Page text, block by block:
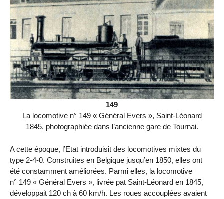
149
La locomotive n° 149 « Général Evers », Saint-Léonard
1845, photographiée dans l’ancienne gare de Tournai.
A cette époque, l’Etat introduisit des locomotives mixtes du
type 2-4-0. Construites en Belgique jusqu’en 1850, elles ont
été constamment améliorées. Parmi elles, la locomotive
n° 149 « Général Evers », livrée pat Saint-Léonard en 1845,
développait 120 ch à 60 km/h. Les roues accouplées avaient